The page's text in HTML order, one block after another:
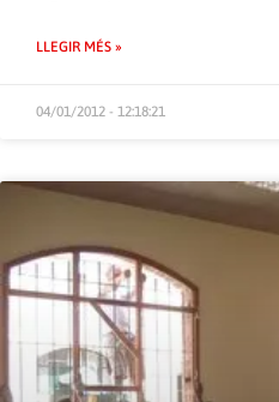
LLEGIR MÉS »
04/01/2012 - 12:18:21